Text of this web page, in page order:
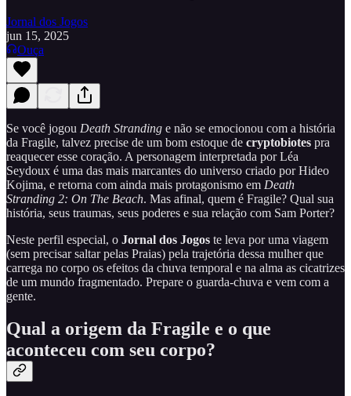
Jornal dos Jogos
jun 15, 2025
Ouça
Se você jogou Death Stranding e não se emocionou com a história
da Fragile, talvez precise de um bom estoque de cryptobiotes pra
reaquecer esse coração. A personagem interpretada por Léa
Seydoux é uma das mais marcantes do universo criado por Hideo
Kojima, e retorna com ainda mais protagonismo em Death
Stranding 2: On The Beach. Mas afinal, quem é Fragile? Qual sua
história, seus traumas, seus poderes e sua relação com Sam Porter?
Neste perfil especial, o Jornal dos Jogos te leva por uma viagem
(sem precisar saltar pelas Praias) pela trajetória dessa mulher que
carrega no corpo os efeitos da chuva temporal e na alma as cicatrizes
de um mundo fragmentado. Prepare o guarda-chuva e vem com a
gente.
Qual a origem da Fragile e o que
aconteceu com seu corpo?